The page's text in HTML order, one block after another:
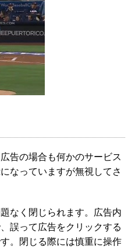
告の場合も何かのサービス
なっていますが無視してさ
なく閉じられます。広告内
誤って広告をクリックする
。閉じる際には慎重に操作